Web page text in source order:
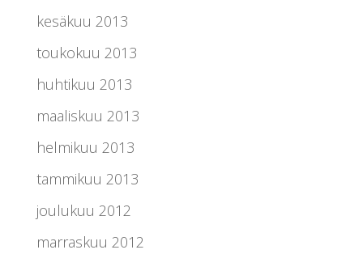
kesäkuu 2013
toukokuu 2013
huhtikuu 2013
maaliskuu 2013
helmikuu 2013
tammikuu 2013
joulukuu 2012
marraskuu 2012